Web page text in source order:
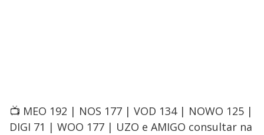
📺 MEO 192 | NOS 177 | VOD 134 | NOWO 125 |
DIGI 71 | WOO 177 | UZO e AMIGO consultar na